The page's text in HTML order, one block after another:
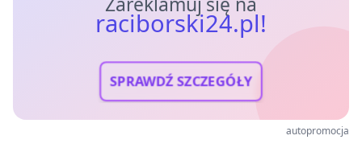
raciborski24.pl!
SPRAWDŹ SZCZEGÓŁY
autopromocja